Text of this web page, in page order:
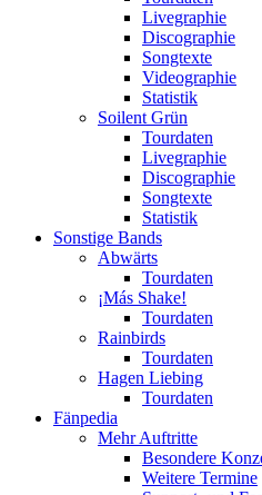
Livegraphie
Discographie
Songtexte
Videographie
Statistik
Soilent Grün
Tourdaten
Livegraphie
Discographie
Songtexte
Statistik
Sonstige Bands
Abwärts
Tourdaten
¡Más Shake!
Tourdaten
Rainbirds
Tourdaten
Hagen Liebing
Tourdaten
Fänpedia
Mehr Auftritte
Besondere
Weitere Termine